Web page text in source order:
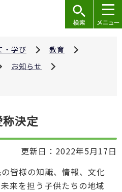
・学び
教育
お知らせ
決定
更新日：2022年5月17日
皆様の知識、情報、文化
来を担う子供たちの地域